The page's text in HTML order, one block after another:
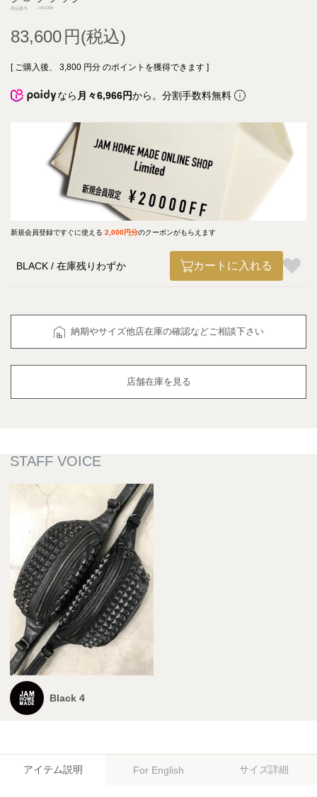
商品番号 J-BG008
83,600
[ ご購入後、 3,800 円分 のポイントを獲得できます ]
なら 月々6,966円から。分割手数料無料
新規会員登録ですぐに使える 2,000円分のクーポンがもらえます
BLACK 在庫残りわずか カートに入れる
納期やサイズ他店在庫の確認などご相談下さい
店舗在庫を見る
Black 4
アイテム説明 For English サイズ詳細